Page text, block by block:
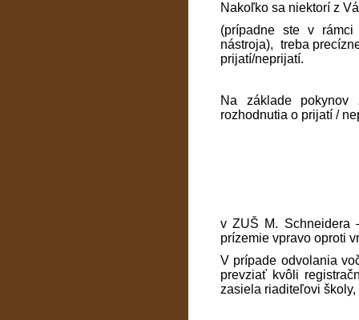
Nakoľko sa niektorí z
(prípadne ste v rámci
nástroja), treba
prijatí/neprijatí.
Na základe pokynov
rozhodnutia o prijatí /
v ZUŠ M. Schneidera
prízemie vpravo oproti
V prípade odvolania
prevziať kvôli
zasiela riaditeľovi